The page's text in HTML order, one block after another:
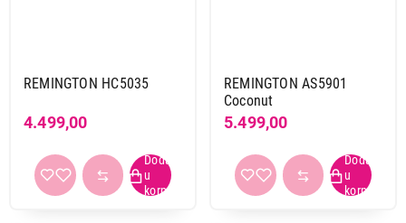
REMINGTON HC5035
4.499,00
REMINGTON AS5901
Coconut
5.499,00